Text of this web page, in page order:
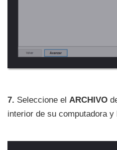
7. Seleccione el ARCHIVO
interior de su computadora y